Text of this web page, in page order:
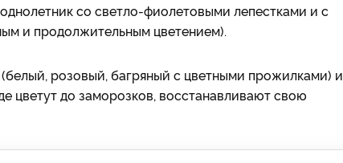
со светло-фиолетовыми лепестками и с
и продолжительным цветением).
розовый, багряный с цветными прожилками) и
до заморозков, восстанавливают свою